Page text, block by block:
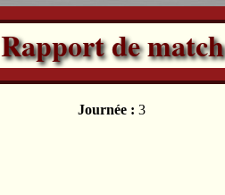
Rapport de match
Journée : 3